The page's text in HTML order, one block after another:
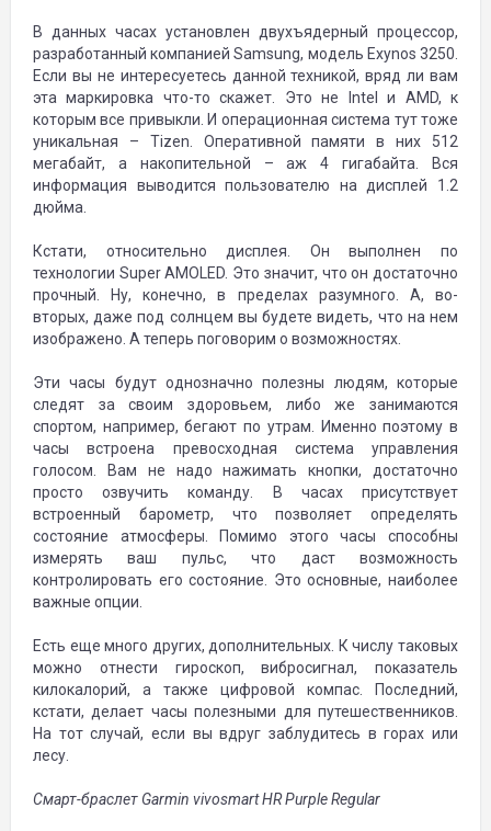
В данных часах установлен двухъядерный процессор,
разработанный компанией Samsung, модель Exynos 3250.
Если вы не интересуетесь данной техникой, вряд ли вам
эта маркировка что-то скажет. Это не Intel и AMD, к
которым все привыкли. И операционная система тут тоже
уникальная – Tizen. Оперативной памяти в них 512
мегабайт, а накопительной – аж 4 гигабайта. Вся
информация выводится пользователю на дисплей 1.2
дюйма.
Кстати, относительно дисплея. Он выполнен по
технологии Super AMOLED. Это значит, что он достаточно
прочный. Ну, конечно, в пределах разумного. А, во-
вторых, даже под солнцем вы будете видеть, что на нем
изображено. А теперь поговорим о возможностях.
Эти часы будут однозначно полезны людям, которые
следят за своим здоровьем, либо же занимаются
спортом, например, бегают по утрам. Именно поэтому в
часы встроена превосходная система управления
голосом. Вам не надо нажимать кнопки, достаточно
просто озвучить команду. В часах присутствует
встроенный барометр, что позволяет определять
состояние атмосферы. Помимо этого часы способны
измерять ваш пульс, что даст возможность
контролировать его состояние. Это основные, наиболее
важные опции.
Есть еще много других, дополнительных. К числу таковых
можно отнести гироскоп, вибросигнал, показатель
килокалорий, а также цифровой компас. Последний,
кстати, делает часы полезными для путешественников.
На тот случай, если вы вдруг заблудитесь в горах или
лесу.
Смарт-браслет Garmin vivosmart HR Purple Regular